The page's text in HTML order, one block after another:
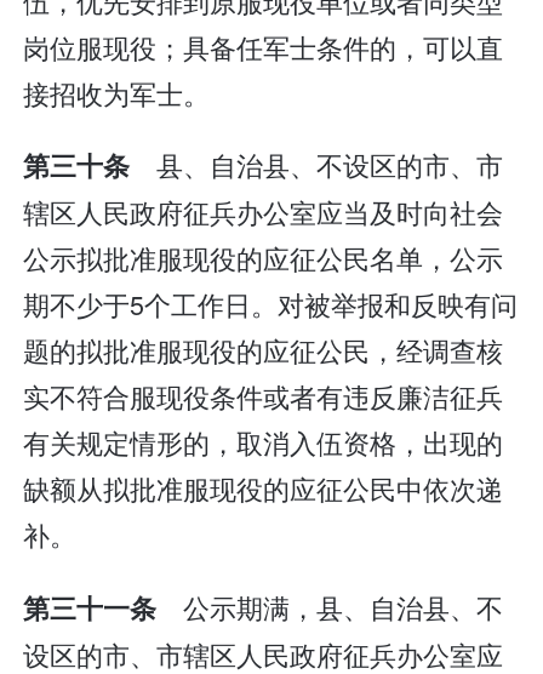
岗位服现役；具备任军士条件的，可以直
接招收为军士。
第三十条 县、自治县、不设区的市、市
辖区人民政府征兵办公室应当及时向社会
公示拟批准服现役的应征公民名单，公示
期不少于5个工作日。对被举报和反映有问
题的拟批准服现役的应征公民，经调查核
实不符合服现役条件或者有违反廉洁征兵
有关规定情形的，取消入伍资格，出现的
缺额从拟批准服现役的应征公民中依次递
补。
第三十一条 公示期满，县、自治县、不
设区的市、市辖区人民政府征兵办公室应